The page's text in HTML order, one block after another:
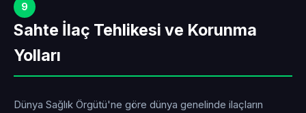
9
Sahte İlaç Tehlikesi ve Korunma
Yolları
Dünya Sağlık Örgütü'ne göre dünya genelinde ilaçların